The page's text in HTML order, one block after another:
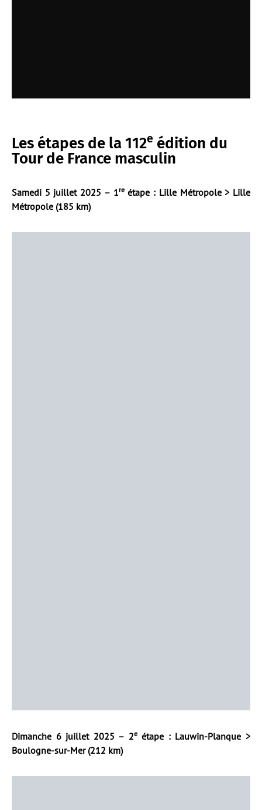
Les étapes de la 112e édition du
Tour de France masculin
Samedi 5 juillet 2025 – 1reétape : Lille Métropole > Lille
Métropole (185 km)
Dimanche 6 juillet 2025 – 2eétape : Lauwin-Planque >
Boulogne-sur-Mer (212 km)